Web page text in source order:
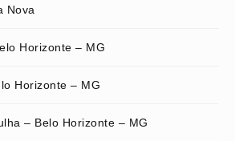
Nova
Horizonte – MG
Horizonte – MG
– Belo Horizonte – MG